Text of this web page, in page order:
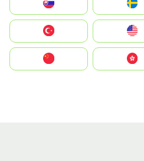
United States
中國香港特別行政區